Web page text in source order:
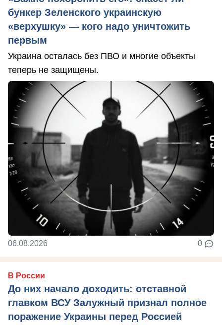
бункер Зеленского украинскую
«верхушку» — кого надо уничтожить
первым
Украина осталась без ПВО и многие объекты
теперь не защищены.
06.08.2026 0
В России
До них начало доходить: отставной
главком ВСУ Залужный признал полное
поражение Украины перед Россией